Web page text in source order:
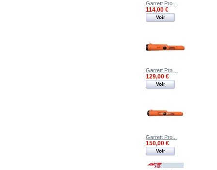
Garrett Pro...
114,00 €
Voir
Garrett Pro...
129,00 €
Voir
Garrett Pro...
150,00 €
Voir